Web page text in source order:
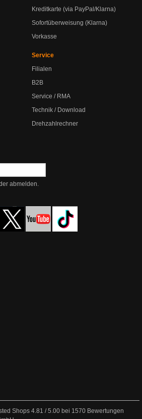
Kreditkarte (via PayPal/Klarna)
Sofortüberweisung (Klarna)
Vorkasse
Service
Filialen
B2B
Service / RMA
Technik / Download
Drehzahlrechner
abmelden.
Shops 4.81 /5.00 bei 1570 Bewertungen